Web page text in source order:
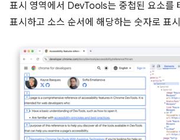
표시 영역에서 DevTools는 중첩된 요소를
표시하고 소스 순서에 해당하는 숫자로 표